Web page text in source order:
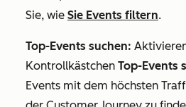
Sie, wie Sie Events filtern.
Top-Events suchen:
Kontrollkästchen Top-Events
Events mit dem höchsten